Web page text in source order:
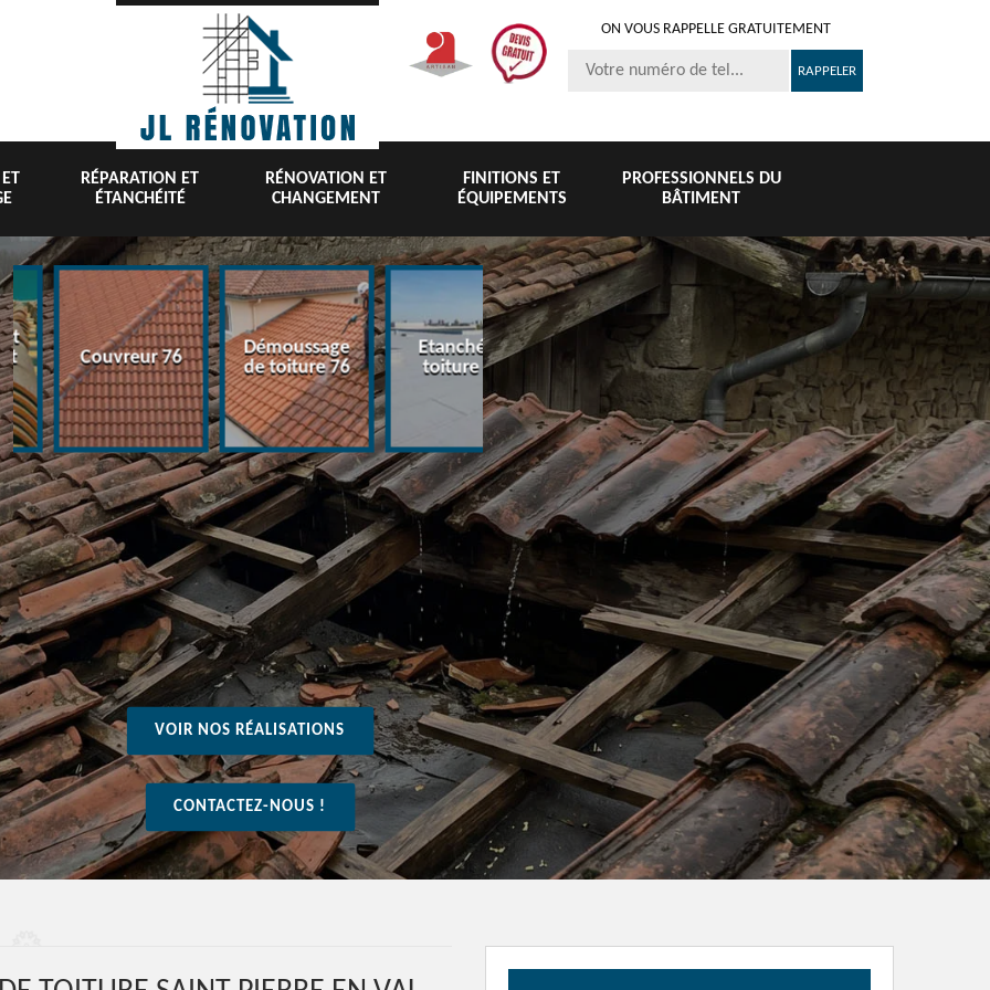
ON VOUS RAPPELLE GRATUITEMENT
RÉPARATION ET
ÉTANCHÉITÉ
RÉNOVATION ET
CHANGEMENT
FINITIONS ET
ÉQUIPEMENTS
PROFESSIONNELS DU
BÂTIMENT
Couvreur 76
Démoussage
de toiture 76
Etanchéité
toiture 76
Nettoyage de
toiture 76
Nettoyage et
pose de
gouttière 76
tuile et
76
VOIR NOS RÉALISATIONS
CONTACTEZ-NOUS !